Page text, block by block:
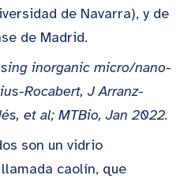
de Navarra), y de
de Madrid.
inorganic micro/nano-
Rocabert, J Arranz-
et al; MTBio, Jan 2022.
son un vidrio
caolín, que